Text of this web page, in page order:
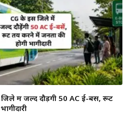
में जल्द दौड़ेंगी 50 AC ई-बसें, रूट